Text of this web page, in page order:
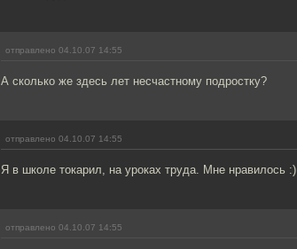
отправлено 04.10.07 14:55
А сколько же здесь лет несчастному подростку?
отправлено 04.10.07 14:55
Я в школе токарил, на уроках труда. Мне нравилось :)
отправлено 04.10.07 14:55